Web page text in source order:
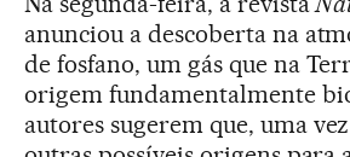
anunciou a descoberta na
de fosfano, um gás que na
origem fundamentalmente
autores sugerem que, uma